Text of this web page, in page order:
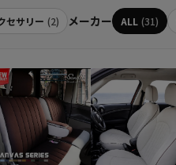
セサリー (2) メーカー ALL (31)